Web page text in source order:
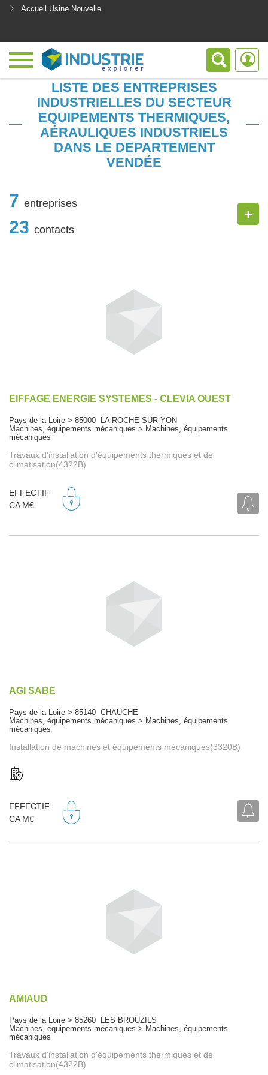
Accueil Usine Nouvelle
LISTE DES ENTREPRISES
INDUSTRIELLES DU SECTEUR
EQUIPEMENTS THERMIQUES,
AÉRAULIQUES INDUSTRIELS
DANS LE DEPARTEMENT
VENDÉE
7 entreprises
23 contacts
+
EIFFAGE ENERGIE SYSTEMES - CLEVIA OUEST
Pays de la Loire > 85000 LA ROCHE-SUR-YON
Machines, équipements mécaniques > Machines, équipements
mécaniques
Travaux d'installation d'équipements thermiques et de
climatisation(4322B)
EFFECTIF
CA M€
AGI SABE
Pays de la Loire > 85140 CHAUCHE
Machines, équipements mécaniques > Machines, équipements
mécaniques
Installation de machines et équipements mécaniques(3320B)
EFFECTIF
CA M€
AMIAUD
Pays de la Loire > 85260 LES BROUZILS
Machines, équipements mécaniques > Machines, équipements
mécaniques
Travaux d'installation d'équipements thermiques et de
climatisation(4322B)